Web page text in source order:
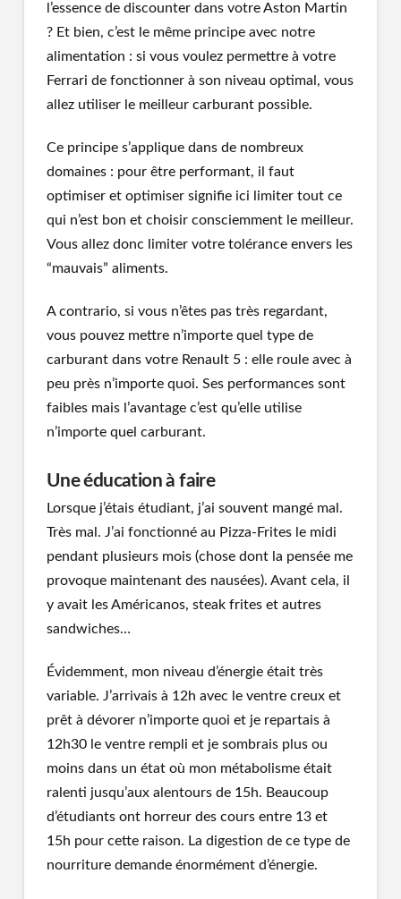
l’essence de discounter dans votre Aston Martin
? Et bien, c’est le même principe avec notre
alimentation : si vous voulez permettre à votre
Ferrari de fonctionner à son niveau optimal, vous
allez utiliser le meilleur carburant possible.
Ce principe s’applique dans de nombreux
domaines : pour être performant, il faut
optimiser et optimiser signifie ici limiter tout ce
qui n’est bon et choisir consciemment le meilleur.
Vous allez donc limiter votre tolérance envers les
“mauvais” aliments.
A contrario, si vous n’êtes pas très regardant,
vous pouvez mettre n’importe quel type de
carburant dans votre Renault 5 : elle roule avec à
peu près n’importe quoi. Ses performances sont
faibles mais l’avantage c’est qu’elle utilise
n’importe quel carburant.
Une éducation à faire
Lorsque j’étais étudiant, j’ai souvent mangé mal.
Très mal. J’ai fonctionné au Pizza-Frites le midi
pendant plusieurs mois (chose dont la pensée me
provoque maintenant des nausées). Avant cela, il
y avait les Américanos, steak frites et autres
sandwiches…
Évidemment, mon niveau d’énergie était très
variable. J’arrivais à 12h avec le ventre creux et
prêt à dévorer n’importe quoi et je repartais à
12h30 le ventre rempli et je sombrais plus ou
moins dans un état où mon métabolisme était
ralenti jusqu’aux alentours de 15h. Beaucoup
d’étudiants ont horreur des cours entre 13 et
15h pour cette raison. La digestion de ce type de
nourriture demande énormément d’énergie.